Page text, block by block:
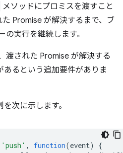
メソッドにプロミスを渡すこと
Promise が解決するまで、ブ
実行を継続します。
渡された Promise が解決する
るという追加要件がありま
次に示します。
'push' , function(event)
{